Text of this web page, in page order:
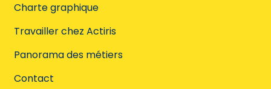
Charte graphique
Travailler chez Actiris
Panorama des métiers
Contact